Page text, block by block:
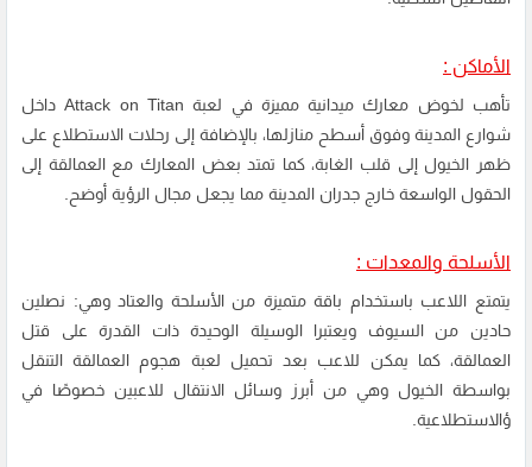
الأماكن :
تأهب لخوض معارك ميدانية مميزة في لعبة Attack on Titan داخل
شوارع المدينة وفوق أسطح منازلها، بالإضافة إلى رحلات الاستطلاع على
ظهر الخيول إلى قلب الغابة، كما تمتد بعض المعارك مع العمالقة إلى
الحقول الواسعة خارج جدران المدينة مما يجعل مجال الرؤية أوضح.
الأسلحة والمعدات :
يتمتع اللاعب باستخدام باقة متميزة من الأسلحة والعتاد وهي: نصلين
حادين من السيوف ويعتبرا الوسيلة الوحيدة ذات القدرة على قتل
العمالقة، كما يمكن للاعب بعد تحميل لعبة هجوم العمالقةالتنقل
بواسطة الخيول وهي من أبرز وسائل الانتقال للاعبين خصوصًا في
ؤالاستطلاعية.